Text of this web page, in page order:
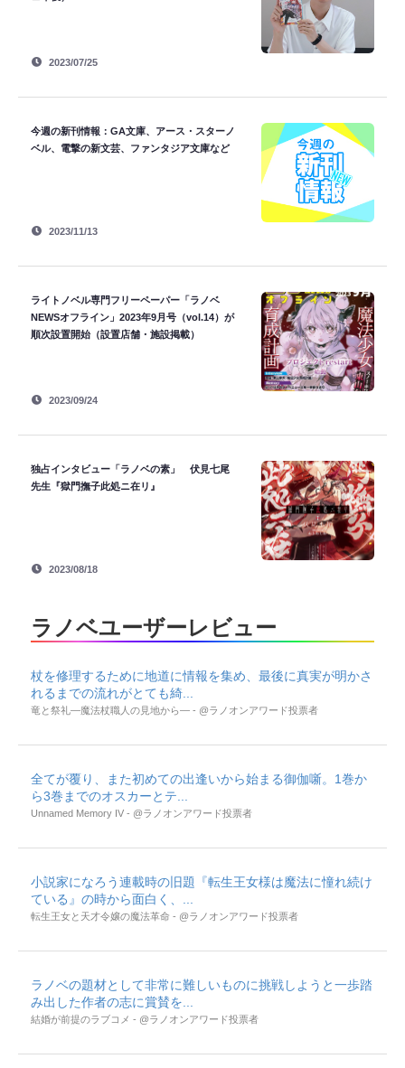
2023/07/25
今週の新刊情報：GA文庫、アース・スターノ
ベル、電撃の新文芸、ファンタジア文庫など
2023/11/13
ライトノベル専門フリーペーパー「ラノベ
NEWSオフライン」2023年9月号（vol.14）が
順次設置開始（設置店舗・施設掲載）
2023/09/24
独占インタビュー「ラノベの素」 伏見七尾
先生『獄門撫子此処ニ在リ』
2023/08/18
ラノベユーザーレビュー
杖を修理するために地道に情報を集め、最後に真実が明かさ
れるまでの流れがとても綺...
竜と祭礼―魔法杖職人の見地から― - @ラノオンアワード投票者
全てが覆り、また初めての出逢いから始まる御伽噺。1巻か
ら3巻までのオスカーとテ...
Unnamed Memory IV - @ラノオンアワード投票者
小説家になろう連載時の旧題『転生王女様は魔法に憧れ続け
ている』の時から面白く、...
転生王女と天才令嬢の魔法革命 - @ラノオンアワード投票者
ラノベの題材として非常に難しいものに挑戦しようと一歩踏
み出した作者の志に賞賛を...
結婚が前提のラブコメ - @ラノオンアワード投票者